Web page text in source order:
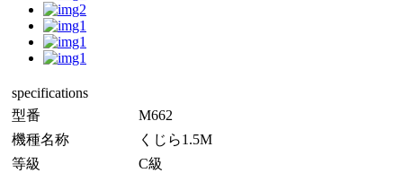
specifications
型番
M662
機種名称
くじら1.5M
等級
C級